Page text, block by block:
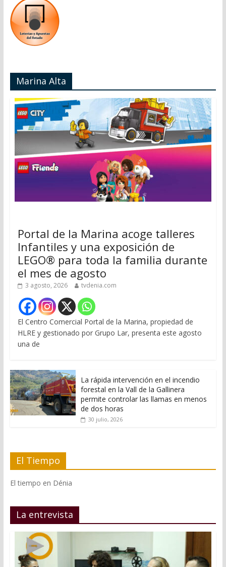
Marina Alta
Portal de la Marina acoge talleres
Infantiles y una exposición de
LEGO® para toda la familia durante
el mes de agosto
3 agosto, 2026 tvdenia.com
El Centro Comercial Portal de la Marina, propiedad de
HLRE y gestionado por Grupo Lar, presenta este agosto
una de
La rápida intervención en el incendio
forestal en la Vall de la Gallinera
permite controlar las llamas en menos
de dos horas
30 julio, 2026
El Tiempo
El tiempo en Dénia
La entrevista